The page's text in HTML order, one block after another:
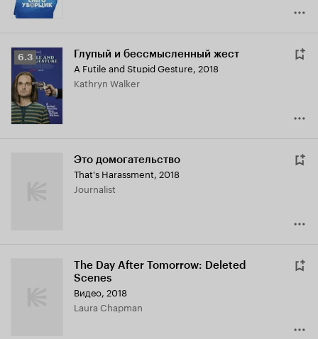
Рейтинг
Кинопоиска
6.3
6.3 Глупый и бессмысленный жест
A Futile and Stupid Gesture, 2018
Kathryn Walker
Это домогательство
That's Harassment, 2018
Journalist
The Day After Tomorrow: Deleted
Scenes
Видео, 2018
Laura Chapman